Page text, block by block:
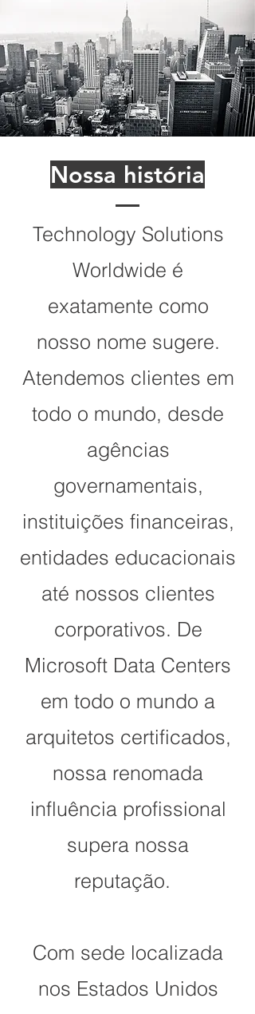
Nossa história
Technology Solutions
Worldwide é
exatamente como
nosso nome sugere.
Atendemos clientes em
todo o mundo, desde
agências
governamentais,
instituições financeiras,
entidades educacionais
até nossos clientes
corporativos. De
Microsoft Data Centers
em todo o mundo a
arquitetos certificados,
nossa renomada
influência profissional
supera nossa
reputação.
Com sede localizada
nos Estados Unidos